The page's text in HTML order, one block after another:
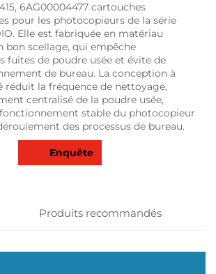
6AG00004477 cartouches
pour les photocopieurs de la série
Elle est fabriquée en matériau
bon scellage, qui empêche
fuites de poudre usée et évite de
de bureau. La conception à
réduit la fréquence de nettoyage,
centralisé de la poudre usée,
stable du photocopieur
des processus de bureau.
Enquête
Produits recommandés